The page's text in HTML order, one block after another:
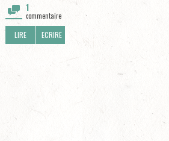
1
commentaire
LIRE ECRIRE